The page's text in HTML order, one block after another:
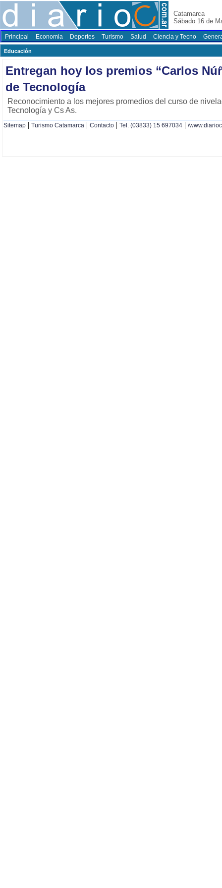
Catamarca
Sábado 16 de
Principal Economia Deportes Turismo Salud Ciencia y Tecno
Educación
Entregan hoy los premios “Carlos
de Tecnología
Reconocimiento a los mejores promedios del curso de
Tecnología y Cs As.
Sitemap | Turismo Catamarca | Contacto | Tel. (03833) 15 697034 | /